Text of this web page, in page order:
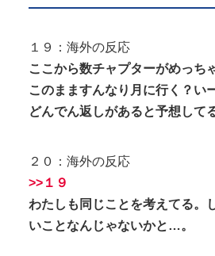
１９：海外の反応
ここから数チャプターがめっち
このまますんなり月に行く？い
どんでん返しがあると予想してる
２０：海外の反応
>>１９
わたしも同じことを考えてる。
いことなんじゃないかと…。